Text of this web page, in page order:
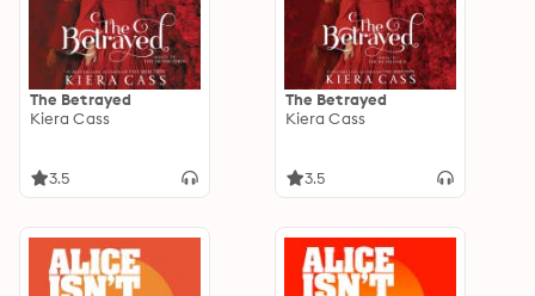
The Betrayed
Kiera Cass
3.5
The Betrayed
Kiera Cass
3.5